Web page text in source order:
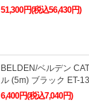
51,300円(税込56,430円)
BELDEN/ベルデン
ル (5m) ブラック ET-
6,400円(税込7,040円)